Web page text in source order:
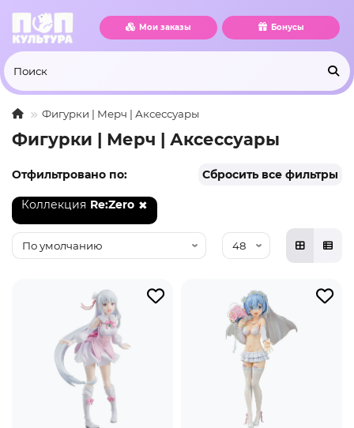
Мои заказы Бонусы
Фигурки | Мерч | Аксессуары
Фигурки | Мерч | Аксессуары
Отфильтровано по: Сбросить все фильтры
Коллекция Re:Zero